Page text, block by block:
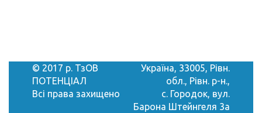
© 2017 р. ТзОВ
ПОТЕНЦІАЛ
Всі права захищено
Україна, 33005, Рівн.
обл., Рівн. р-н.,
с. Городок, вул.
Барона Штейнгеля 3а